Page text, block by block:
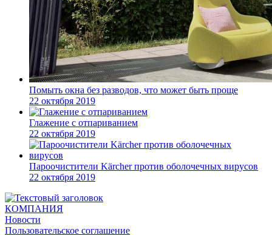
Помыть окна без разводов, что может быть проще
22 октября 2019
Глажение с отпариванием
22 октября 2019
Пароочистители Kärcher против оболочечных вирусов
22 октября 2019
КОМПАНИЯ
Новости
Пользовательское соглашение